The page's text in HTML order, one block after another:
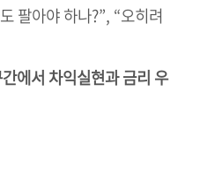
팔아야 하나?”, “오히려
에서 차익실현과 금리 우